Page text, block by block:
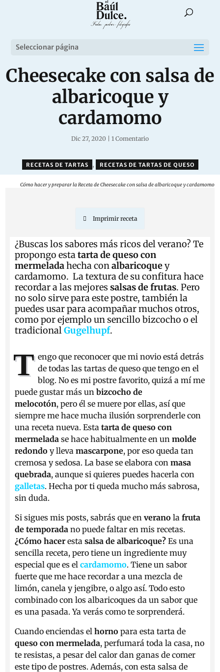
Seleccionar página
Cheesecake con salsa de
albaricoque y
cardamomo
Dic 27, 2020 1 Comentario
RECETAS DE TARTAS , RECETAS DE TARTAS DE QUESO
Cómo hacer y preparar la Receta de Cheesecake con salsa de albaricoque y cardamomo
Imprimir receta
¿Buscas los sabores más ricos del verano? Te
propongo estatarta de queso con
mermeladahecha conalbaricoquey
cardamomo. La textura de su confitura hace
recordar a las mejoressalsas de frutas. Pero
no solo sirve para este postre, también la
puedes usar para acompañar muchos otros,
como por ejemplo un sencillo bizcocho o el
tradicionalGugelhupf.
T engo que reconocer que mi novio está detrás
de todas las tartas de queso que tengo en el
blog. No es mi postre favorito, quizá a mí me
puede gustar más unbizcocho de
melocotón, pero él se muere por ellas, así que
siempre me hace mucha ilusión sorprenderle con
una receta nueva. Estatarta de queso con
mermelada se hace habitualmente en unmolde
redondoy llevamascarpone, por eso queda tan
cremosa y sedosa. La base se elabora conmasa
quebrada, aunque si quieres puedes hacerla con
galletas. Hecha por ti queda mucho más sabrosa,
sin duda.
Si sigues mis posts, sabrás que en verano lafruta
de temporada no puede faltar en mis recetas.
¿Cómo haceresta salsa de albaricoque?Es una
sencilla receta, pero tiene un ingrediente muy
especial que es elcardamomo. Tiene un sabor
fuerte que me hace recordar a una mezcla de
limón, canela y jengibre, o algo así. Todo esto
combinado con los albaricoques da un sabor que
es una pasada. Ya verás como te sorprenderá.
Cuando enciendas elhornopara esta tarta de
queso con mermelada, perfumará toda la casa, no
te resistas, a pesar del calor dan ganas de comer
este tipo de postres. Además, con esta salsa de